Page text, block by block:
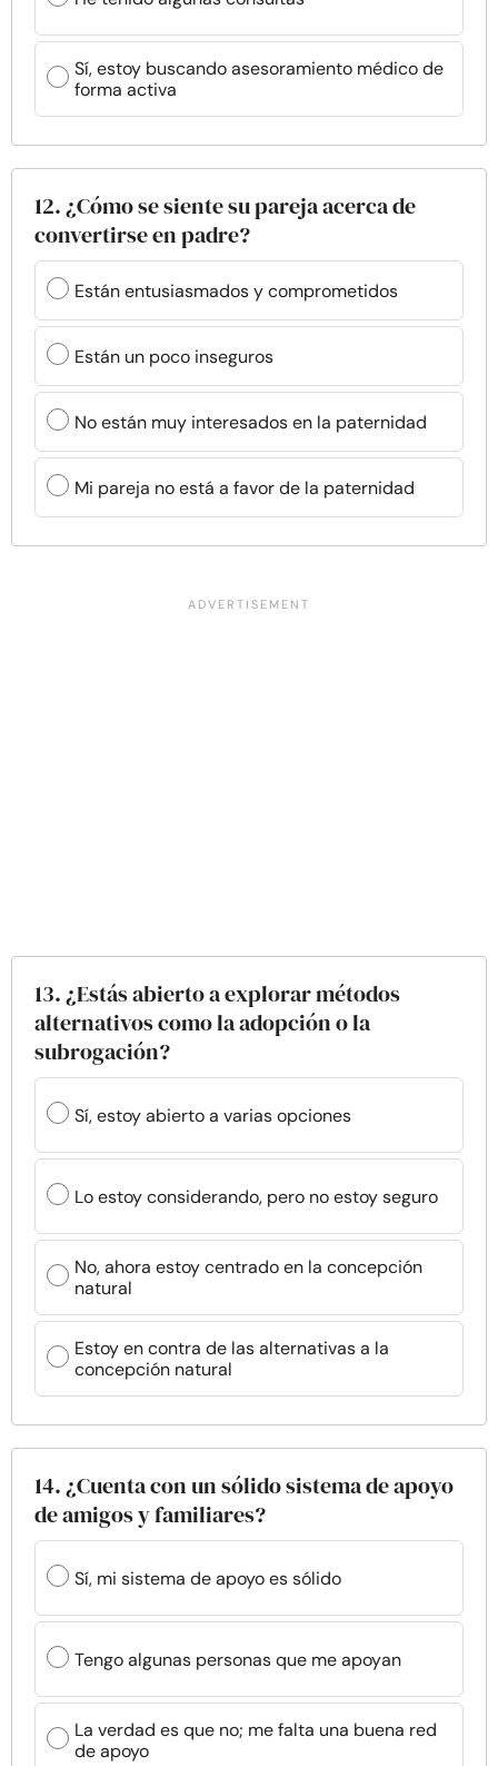
Sí, estoy buscando asesoramiento médico de
forma activa
12. ¿Cómo se siente su pareja acerca de
convertirse en padre?
Están entusiasmados y comprometidos
Están un poco inseguros
No están muy interesados en la paternidad
Mi pareja no está a favor de la paternidad
13. ¿Estás abierto a explorar métodos
alternativos como la adopción o la
subrogación?
Sí, estoy abierto a varias opciones
Lo estoy considerando, pero no estoy seguro
No, ahora estoy centrado en la concepción
natural
Estoy en contra de las alternativas a la
concepción natural
14. ¿Cuenta con un sólido sistema de apoyo
de amigos y familiares?
Sí, mi sistema de apoyo es sólido
Tengo algunas personas que me apoyan
La verdad es que no; me falta una buena red
de apoyo